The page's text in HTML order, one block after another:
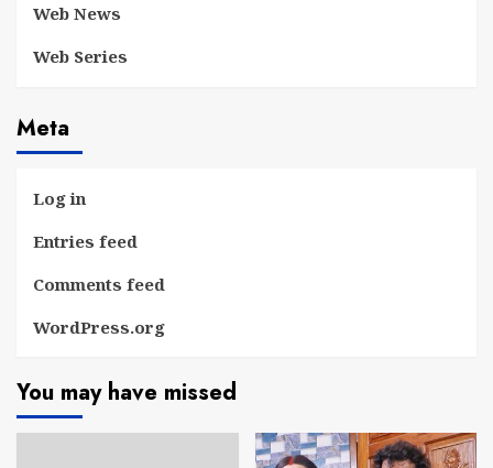
Web News
Web Series
Meta
Log in
Entries feed
Comments feed
WordPress.org
You may have missed